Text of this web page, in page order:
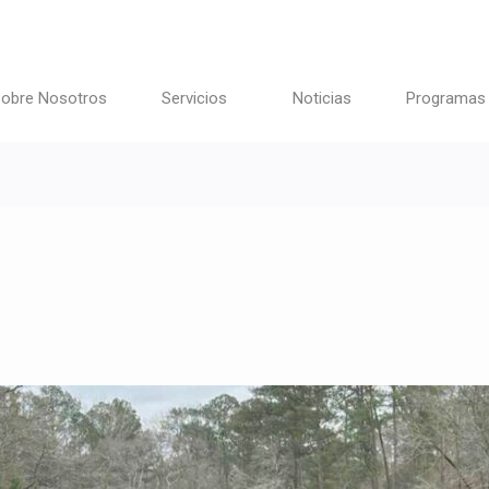
Nosotros Servicios Noticias